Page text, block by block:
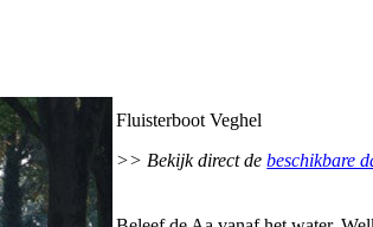
Fluisterboot Veghel
>> Bekijk direct debeschikbare